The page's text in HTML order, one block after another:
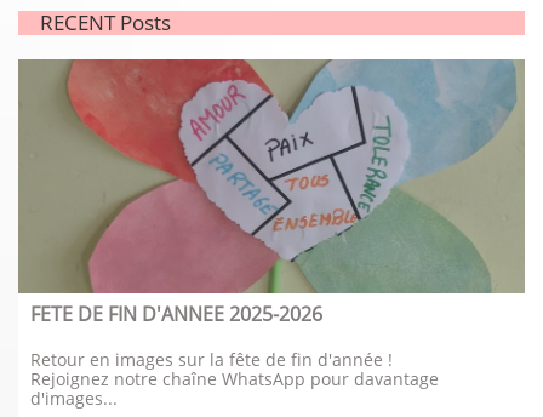
RECENT Posts
FETE DE FIN D'ANNEE 2025-2026
Retour en images sur la fête de fin d'année !
Rejoignez notre chaîne WhatsApp pour davantage
d'images...